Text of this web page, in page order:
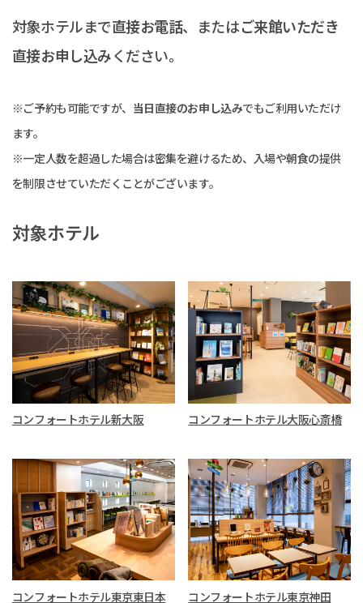
対象ホテルまで直接お電話、またはご来館いただき
直接お申し込みください。
※ご予約も可能ですが、 当日直接のお申し込みでもご利用いただけ
ます。
※一定人数を超過した場合は密集を避けるため、入場や朝食の提供
を制限させていただくことがございます。
対象ホテル
コンフォートホテル新大阪 コンフォートホテル大阪心斎橋
コンフォートホテル東京東日本
コンフォートホテル東京神田